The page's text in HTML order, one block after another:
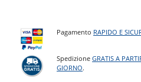
Pagamento RAPIDO E
SpedizioneGRATIS A
GIORNO.